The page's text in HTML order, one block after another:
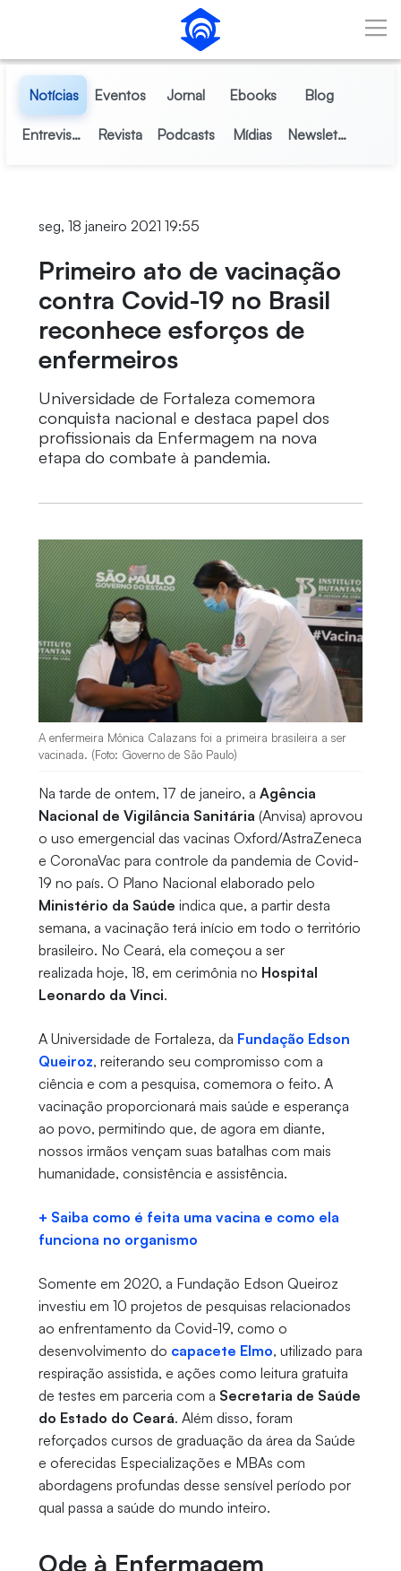
Pular para o Conteúdo principal
Notícias Eventos Jornal Ebooks Blog
Entrevistas Revista Podcasts Mídias Newsletter
seg, 18 janeiro 2021 19:55
Primeiro ato de vacinação
contra Covid-19 no Brasil
reconhece esforços de
enfermeiros
Universidade de Fortaleza comemora
conquista nacional e destaca papel dos
profissionais da Enfermagem na nova
etapa do combate à pandemia.
A enfermeira Mônica Calazans foi a primeira brasileira a ser
vacinada. (Foto: Governo de São Paulo)
Na tarde de ontem, 17 de janeiro, a Agência
Nacional de Vigilância Sanitária (Anvisa) aprovou
o uso emergencial das vacinas Oxford/AstraZeneca
e CoronaVac para controle da pandemia de Covid-
19 no país. O Plano Nacional elaborado pelo
Ministério da Saúde indica que, a partir desta
semana, a vacinação terá início em todo o território
brasileiro. No Ceará, ela começou a ser
realizada hoje, 18, em cerimônia no Hospital
Leonardo da Vinci.
A Universidade de Fortaleza, da Fundação Edson
Queiroz, reiterando seu compromisso com a
ciência e com a pesquisa, comemora o feito. A
vacinação proporcionará mais saúde e esperança
ao povo, permitindo que, de agora em diante,
nossos irmãos vençam suas batalhas com mais
humanidade, consistência e assistência.
+ Saiba como é feita uma vacina e como ela
funciona no organismo
Somente em 2020, a Fundação Edson Queiroz
investiu em 10 projetos de pesquisas relacionados
ao enfrentamento da Covid-19, como o
desenvolvimento do capacete Elmo, utilizado para
respiração assistida, e ações como leitura gratuita
de testes em parceria com a Secretaria de Saúde
do Estado do Ceará. Além disso, foram
reforçados cursos de graduação da área da Saúde
e oferecidas Especializações e MBAs com
abordagens profundas desse sensível período por
qual passa a saúde do mundo inteiro.
Ode à Enfermagem